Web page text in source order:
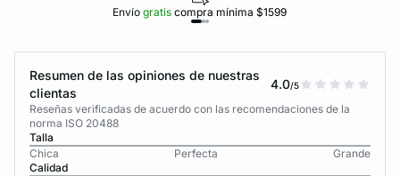
Envíogratiscompra mínima $1599
Resumen de las opiniones de nuestras
clientas
4.0/5
Reseñas verificadas de acuerdo con las recomendaciones de la
norma ISO 20488
Talla
Chica
Perfecta
Grande
Calidad